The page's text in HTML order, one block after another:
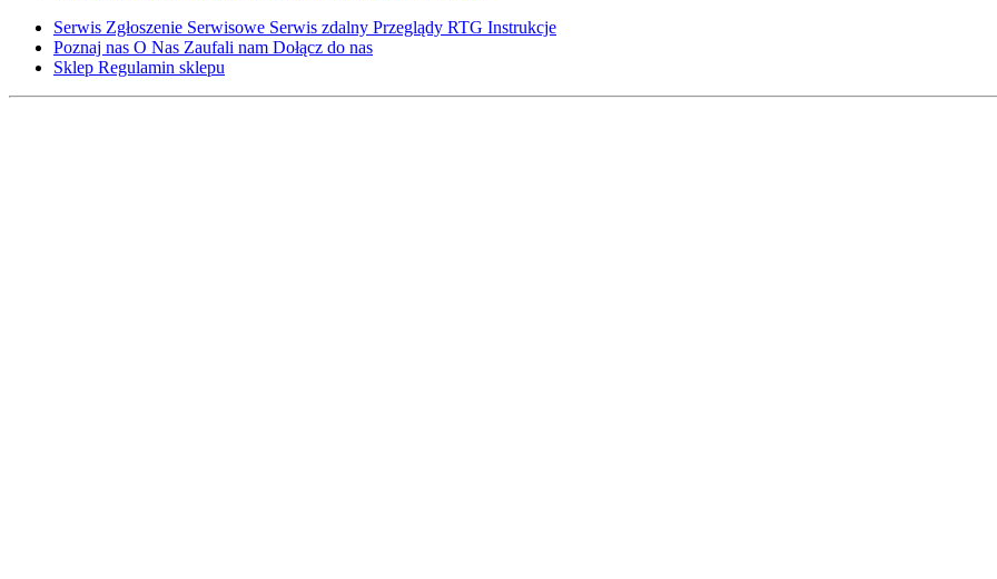
Serwis Zgłoszenie Serwisowe Serwis zdalny Przeglądy RTG Instrukcje
Poznaj nas O Nas Zaufali nam Dołącz do nas
Sklep Regulamin sklepu